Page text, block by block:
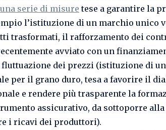
una serie di misure tese a garantire la
l’istituzione di un marchio unico
trasformati, il rafforzamento dei
avviato con un
dei prezzi (istituzione di
per il grano duro, tesa a favorire il
e rendere più trasparente la
assicurativo, da sottoporre alla
i ricavi dei produttori).